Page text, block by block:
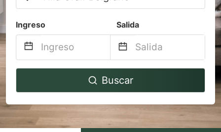
Ingreso Salida
Navigate
to
interact
with
Navigate
to
interact
with
Buscar